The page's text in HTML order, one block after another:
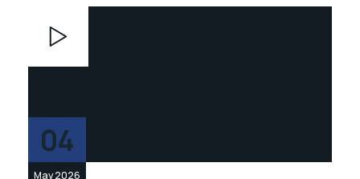
Player
04
May 2026